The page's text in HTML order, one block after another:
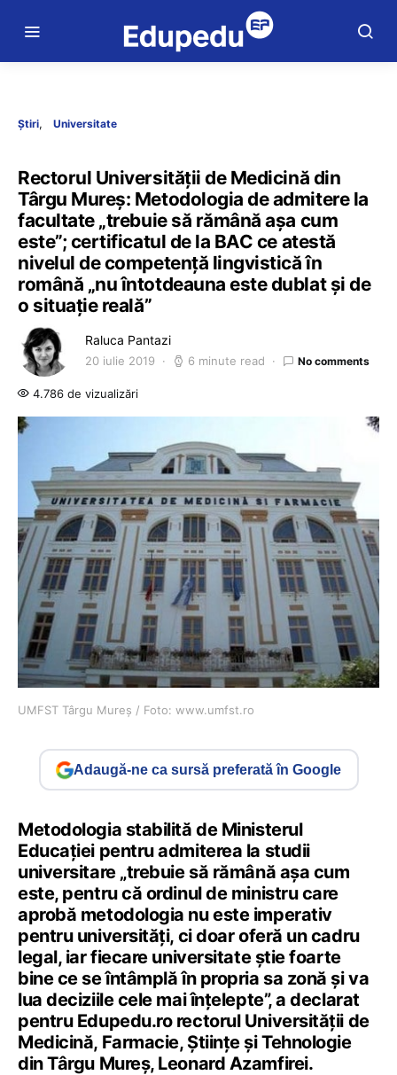
Știri Universitate
Rectorul Universității de Medicină din
Târgu Mureș: Metodologia de admitere la
facultate „trebuie să rămână așa cum
este”; certificatul de la BAC ce atestă
nivelul de competență lingvistică în
română „nu întotdeauna este dublat și de
o situație reală”
Raluca Pantazi
20 iulie 2019 6 minute read No comments
4.786 de vizualizări
UMFST Târgu Mureș / Foto: www.umfst.ro
Adaugă-ne ca sursă preferată în Google
Metodologia stabilită de Ministerul
Educației pentru admiterea la studii
universitare „trebuie să rămână așa cum
este, pentru că ordinul de ministru care
aprobă metodologia nu este imperativ
pentru universități, ci doar oferă un cadru
legal, iar fiecare universitate știe foarte
bine ce se întâmplă în propria sa zonă și va
lua deciziile cele mai înțelepte”, a declarat
pentru Edupedu.ro rectorul Universității de
Medicină, Farmacie, Științe și Tehnologie
din Târgu Mureș, Leonard Azamfirei.